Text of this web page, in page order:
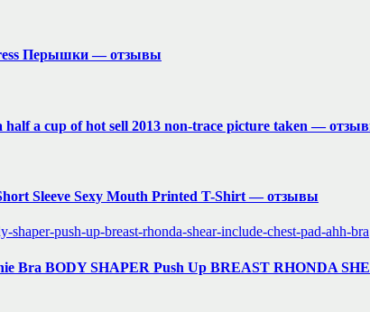
Перышки — отзывы
half a cup of hot sell 2013 non-trace picture taken —
Sleeve Sexy Mouth Printed T-Shirt — отзывы
Bra BODY SHAPER Push Up BREAST RHONDA